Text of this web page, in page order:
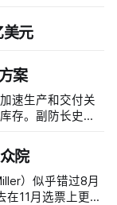
美元
案
速生产和交付关
存。副防长史蒂
院
）似乎错过8月
11月选票上更换